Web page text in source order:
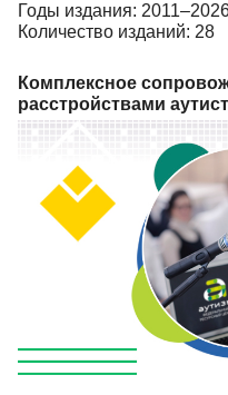
Годы издания:
Количество изданий: 28
Комплексное
расстройствами